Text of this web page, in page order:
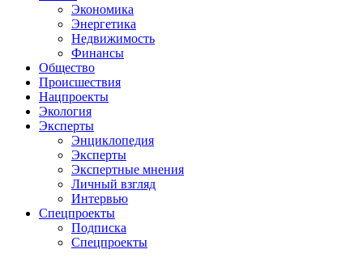
Экономика
Энергетика
Недвижимость
Финансы
Общество
Происшествия
Нацпроекты
Экология
Эксперты
Энциклопедия
Эксперты
Экспертные мнения
Личный взгляд
Интервью
Спецпроекты
Подписка
Спецпроекты